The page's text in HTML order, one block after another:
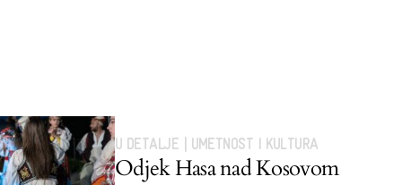
U DETALJE UMETNOST I KULTURA
Odjek Hasa nad Kosovom